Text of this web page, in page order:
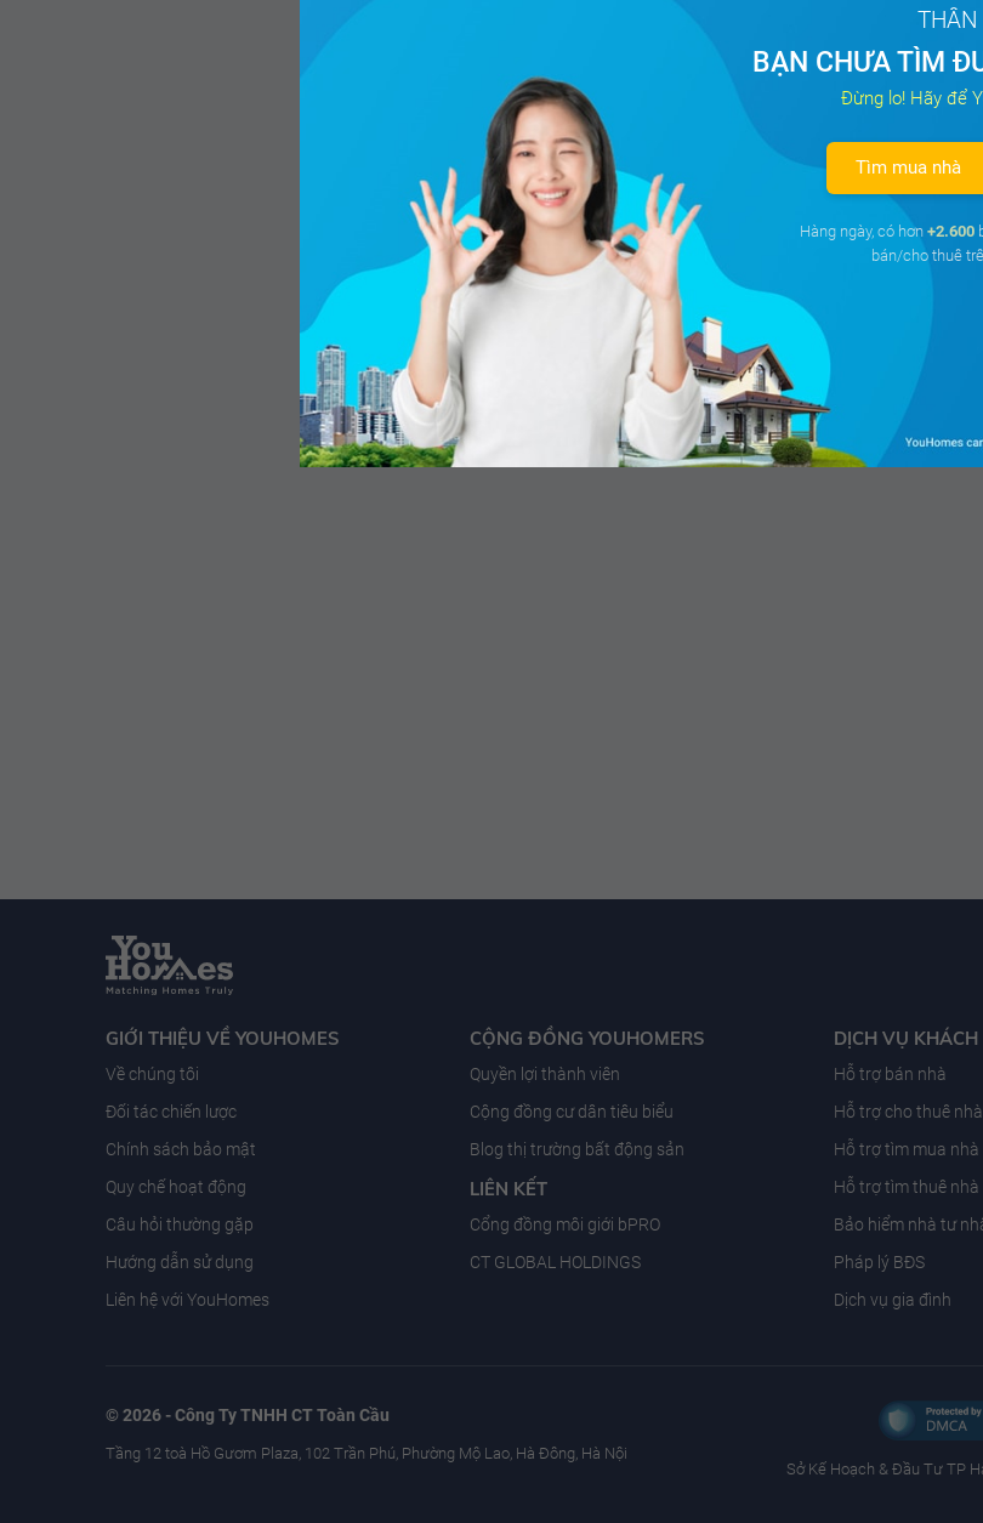
GIỚI THIỆU VỀ YOUHOMES
Về chúng tôi
Đối tác chiến lược
Chính sách bảo mật
Quy chế hoạt động
Câu hỏi thường gặp
Hướng dẫn sử dụng
Liên hệ với YouHomes
CỘNG ĐỒNG YOUHOMERS
Quyền lợi thành viên
Cộng đồng cư dân tiêu biểu
Blog thị trường bất động sản
LIÊN KẾT
Cổng đồng môi giới bPRO
CT GLOBAL HOLDINGS
DỊCH VỤ KHÁCH
Hỗ trợ bán nhà
Hỗ trợ cho thuê nhà
Hỗ trợ tìm mua nhà
Hỗ trợ tìm thuê nhà
Bảo hiểm nhà tư
Pháp lý BĐS
Dịch vụ gia đình
© 2026 - Công Ty TNHH CT Toàn Cầu
Tầng 12 toà Hồ Gươm Plaza, 102 Trần Phú, Phường Mộ Lao, Hà Đông, Hà Nội
Sở Kế Hoạch & Ðầu Tư TP
THÂN
BẠN CHƯA TÌM
Đừng lo! Hãy để
Tìm mua nhà
Hàng ngày, có hơn +2.600
bán/cho thuê